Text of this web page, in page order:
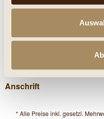
Shop Service
Anschrift
* Alle Preise inkl. gesetzl.